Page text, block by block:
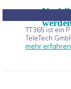
TT365 ist ein
TeleTech
mehr erfahren
FAQ